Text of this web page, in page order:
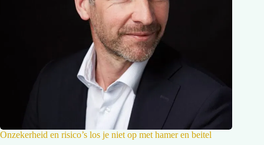
Onzekerheid en risico’s los je niet op met hamer en beitel